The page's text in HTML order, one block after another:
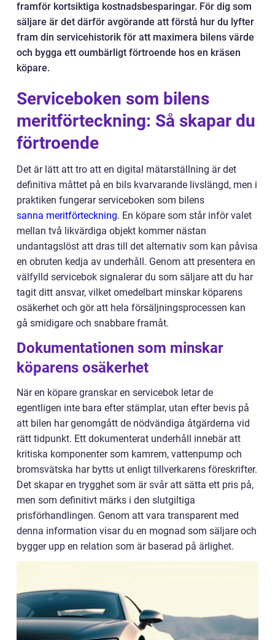
framför kortsiktiga kostnadsbesparingar. För dig som
säljare är det därför avgörande att förstå hur du lyfter
fram din servicehistorik för att maximera bilens värde
och bygga ett oumbärligt förtroende hos en kräsen
köpare.
Serviceboken som bilens
meritförteckning: Så skapar du
förtroende
Det är lätt att tro att en digital mätarställning är det
definitiva måttet på en bils kvarvarande livslängd, men i
praktiken fungerar serviceboken som bilens
sanna meritförteckning. En köpare som står inför valet
mellan två likvärdiga objekt kommer nästan
undantagslöst att dras till det alternativ som kan påvisa
en obruten kedja av underhåll. Genom att presentera en
välfylld servicebok signalerar du som säljare att du har
tagit ditt ansvar, vilket omedelbart minskar köparens
osäkerhet och gör att hela försäljningsprocessen kan
gå smidigare och snabbare framåt.
Dokumentationen som minskar
köparens osäkerhet
När en köpare granskar en servicebok letar de
egentligen inte bara efter stämplar, utan efter bevis på
att bilen har genomgått de nödvändiga åtgärderna vid
rätt tidpunkt. Ett dokumenterat underhåll innebär att
kritiska komponenter som kamrem, vattenpump och
bromsvätska har bytts ut enligt tillverkarens föreskrifter.
Det skapar en trygghet som är svår att sätta ett pris på,
men som definitivt märks i den slutgiltiga
prisförhandlingen. Genom att vara transparent med
denna information visar du en mognad som säljare och
bygger upp en relation som är baserad på ärlighet.